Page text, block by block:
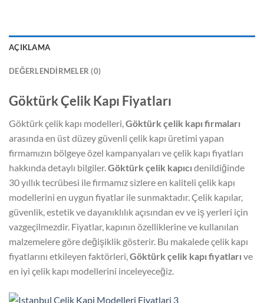
AÇIKLAMA
DEĞERLENDIRMELER (0)
Göktürk Çelik Kapı Fiyatları
Göktürk çelik kapı modelleri,Göktürk çelik kapı firmaları
arasında en üst düzey güvenli çelik kapı üretimi yapan
firmamızın bölgeye özel kampanyaları ve çelik kapı fiyatları
hakkında detaylı bilgiler.Göktürk çelik kapıcı denildiğinde
30 yıllık tecrübesi ile firmamız sizlere en kaliteli çelik kapı
modellerini en uygun fiyatlar ile sunmaktadır. Çelik kapılar,
güvenlik, estetik ve dayanıklılık açısından ev ve iş yerleri için
vazgeçilmezdir. Fiyatlar, kapının özelliklerine ve kullanılan
malzemelere göre değişiklik gösterir. Bu makalede çelik kapı
fiyatlarını etkileyen faktörleri,Göktürk çelik kapı fiyatları ve
en iyi çelik kapı modellerini inceleyeceğiz.